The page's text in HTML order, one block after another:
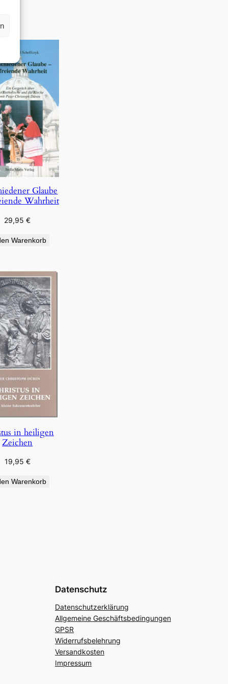
Glaube
Wahrheit
29,95€
Warenkorb
in heiligen
Zeichen
19,95 €
Warenkorb
Datenschutz
Datenschutzerklärung
Allgemeine Geschäftsbedingungen
GPSR
Widerrufsbelehrung
Versandkosten
Impressum